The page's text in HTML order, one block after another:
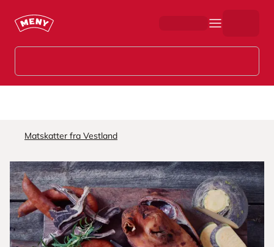
Matskatter fra Vestland